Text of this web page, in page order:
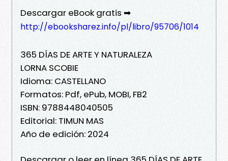
Descargar eBook gratis ➡
http://ebooksharez.info/pl/libro/95706/1014
365 DÍAS DE ARTE Y NATURALEZA
LORNA SCOBIE
Idioma: CASTELLANO
Formatos: Pdf, ePub, MOBI, FB2
ISBN: 9788448040505
Editorial: TIMUN MAS
Año de edición: 2024